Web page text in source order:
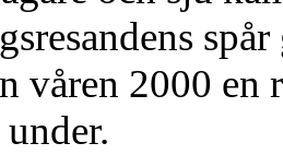
våren 2000 en